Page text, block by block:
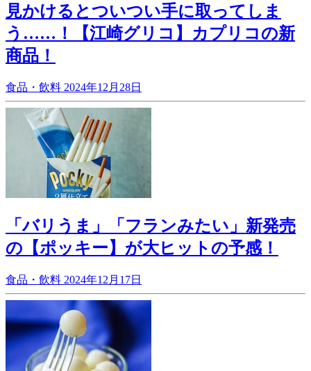
見かけるとついつい手に取ってしま
う……！【江崎グリコ】カプリコの新
商品！
食品・飲料 2024年12月28日
「バリうま」「フランみたい」新発売
の【ポッキー】が大ヒットの予感！
食品・飲料 2024年12月17日